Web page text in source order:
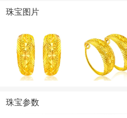
珠宝图片
珠宝参数